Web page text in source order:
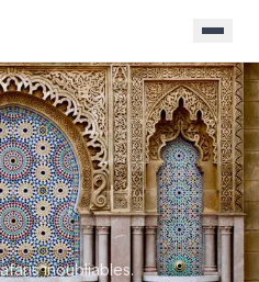
inoubliables.